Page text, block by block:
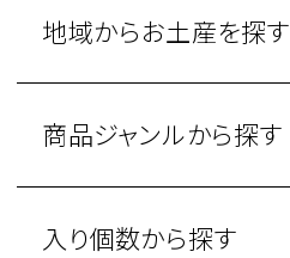
地域からお土産を探す
商品ジャンルから探す
入り個数から探す